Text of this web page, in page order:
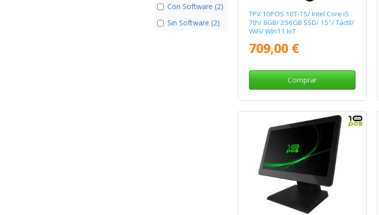
Con Software (2)
Sin Software (2)
TPV 10POS 10T-15/ Intel Core i5
7th/ 8GB/ 256GB SSD/ 15"/ Táctil/
WiFi/ Win11 IoT
709,00 €
Comprar